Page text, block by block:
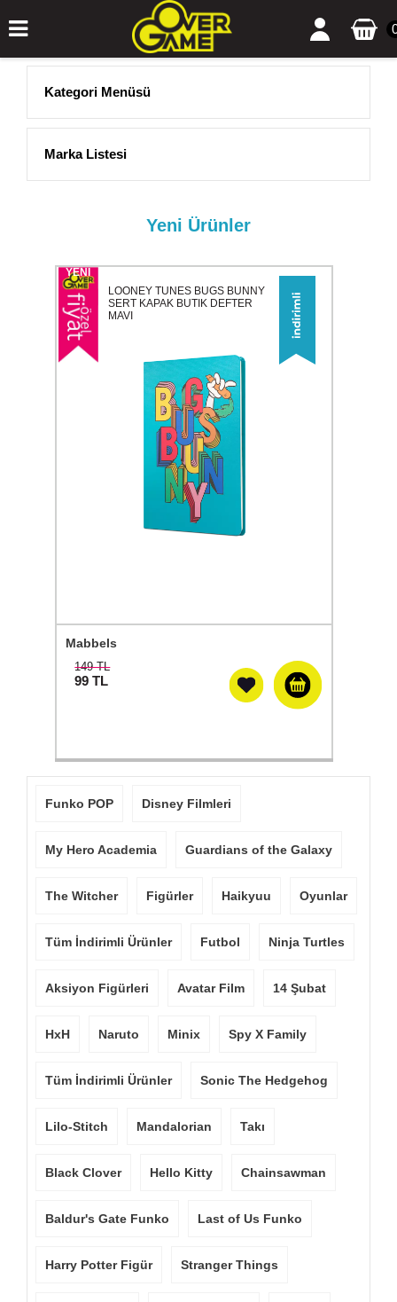
Kategori Menüsü
Marka Listesi
Yeni Ürünler
YENI
LOONEY TUNES BUGS BUNNY
SERT KAPAK BUTIK DEFTER
MAVI
Mabbels
149 TL
99TL
Funko POP Disney Filmleri
My Hero Academia Guardians of the Galaxy
The Witcher Figürler Haikyuu Oyunlar
Tüm İndirimli Ürünler Futbol Ninja Turtles
Aksiyon Figürleri Avatar Film 14 Şubat
HxH Naruto Minix Spy X Family
Tüm İndirimli Ürünler Sonic The Hedgehog
Lilo-Stitch Mandalorian Takı
Black Clover Hello Kitty Chainsawman
Baldur's Gate Funko Last of Us Funko
Harry Potter Figür Stranger Things